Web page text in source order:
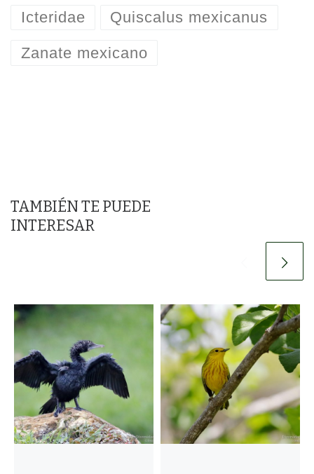
Icteridae Quiscalus mexicanus
Zanate mexicano
TAMBIÉN TE PUEDE
INTERESAR